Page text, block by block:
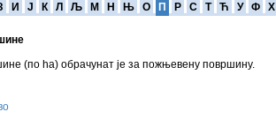
И Ј К Л Љ М Н Њ О П Р С Т Ћ У Ф Х
(по ha) обрачунат је за пожњевену површину.